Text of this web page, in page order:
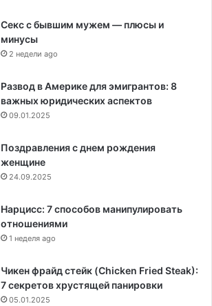
Секс с бывшим мужем — плюсы и
минусы
2 недели ago
Развод в Америке для эмигрантов: 8
важных юридических аспектов
09.01.2025
Поздравления с днем рождения
женщине
24.09.2025
Нарцисс: 7 способов манипулировать
отношениями
1 неделя ago
Чикен фрайд стейк (Chicken Fried Steak):
7 секретов хрустящей панировки
05.01.2025